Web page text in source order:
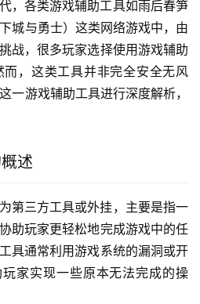
，各类游戏辅助工具如雨后春笋
城与勇士）这类网络游戏中，由
战，很多玩家选择使用游戏辅助
，这类工具并非完全安全无风
一游戏辅助工具进行深度解析，
述
第三方工具或外挂，主要是指一
助玩家更轻松地完成游戏中的任
具通常利用游戏系统的漏洞或开
家实现一些原本无法完成的操